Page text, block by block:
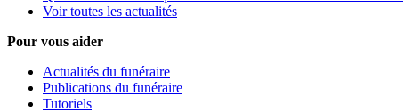
Voir toutes les actualités
Pour vous aider
Actualités du funéraire
Publications du funéraire
Tutoriels